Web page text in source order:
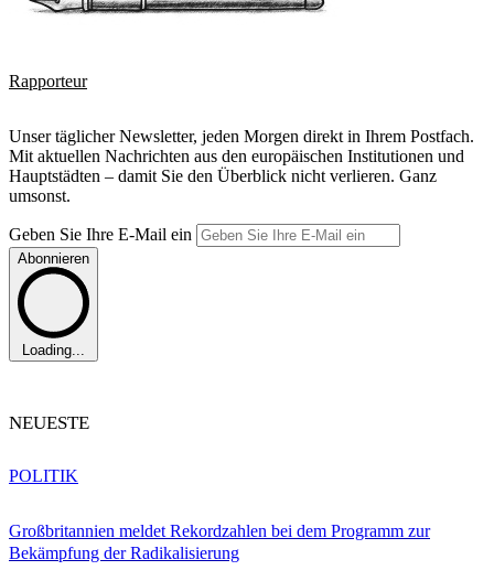
Rapporteur
Unser täglicher Newsletter, jeden Morgen direkt in Ihrem Postfach.
Mit aktuellen Nachrichten aus den europäischen Institutionen und
Hauptstädten – damit Sie den Überblick nicht verlieren. Ganz
umsonst.
Geben Sie Ihre E-Mail ein
Abonnieren
Loading...
NEUESTE
Großbritannien meldet Rekordzahlen bei dem Programm zur
Bekämpfung der Radikalisierung
POLITIK